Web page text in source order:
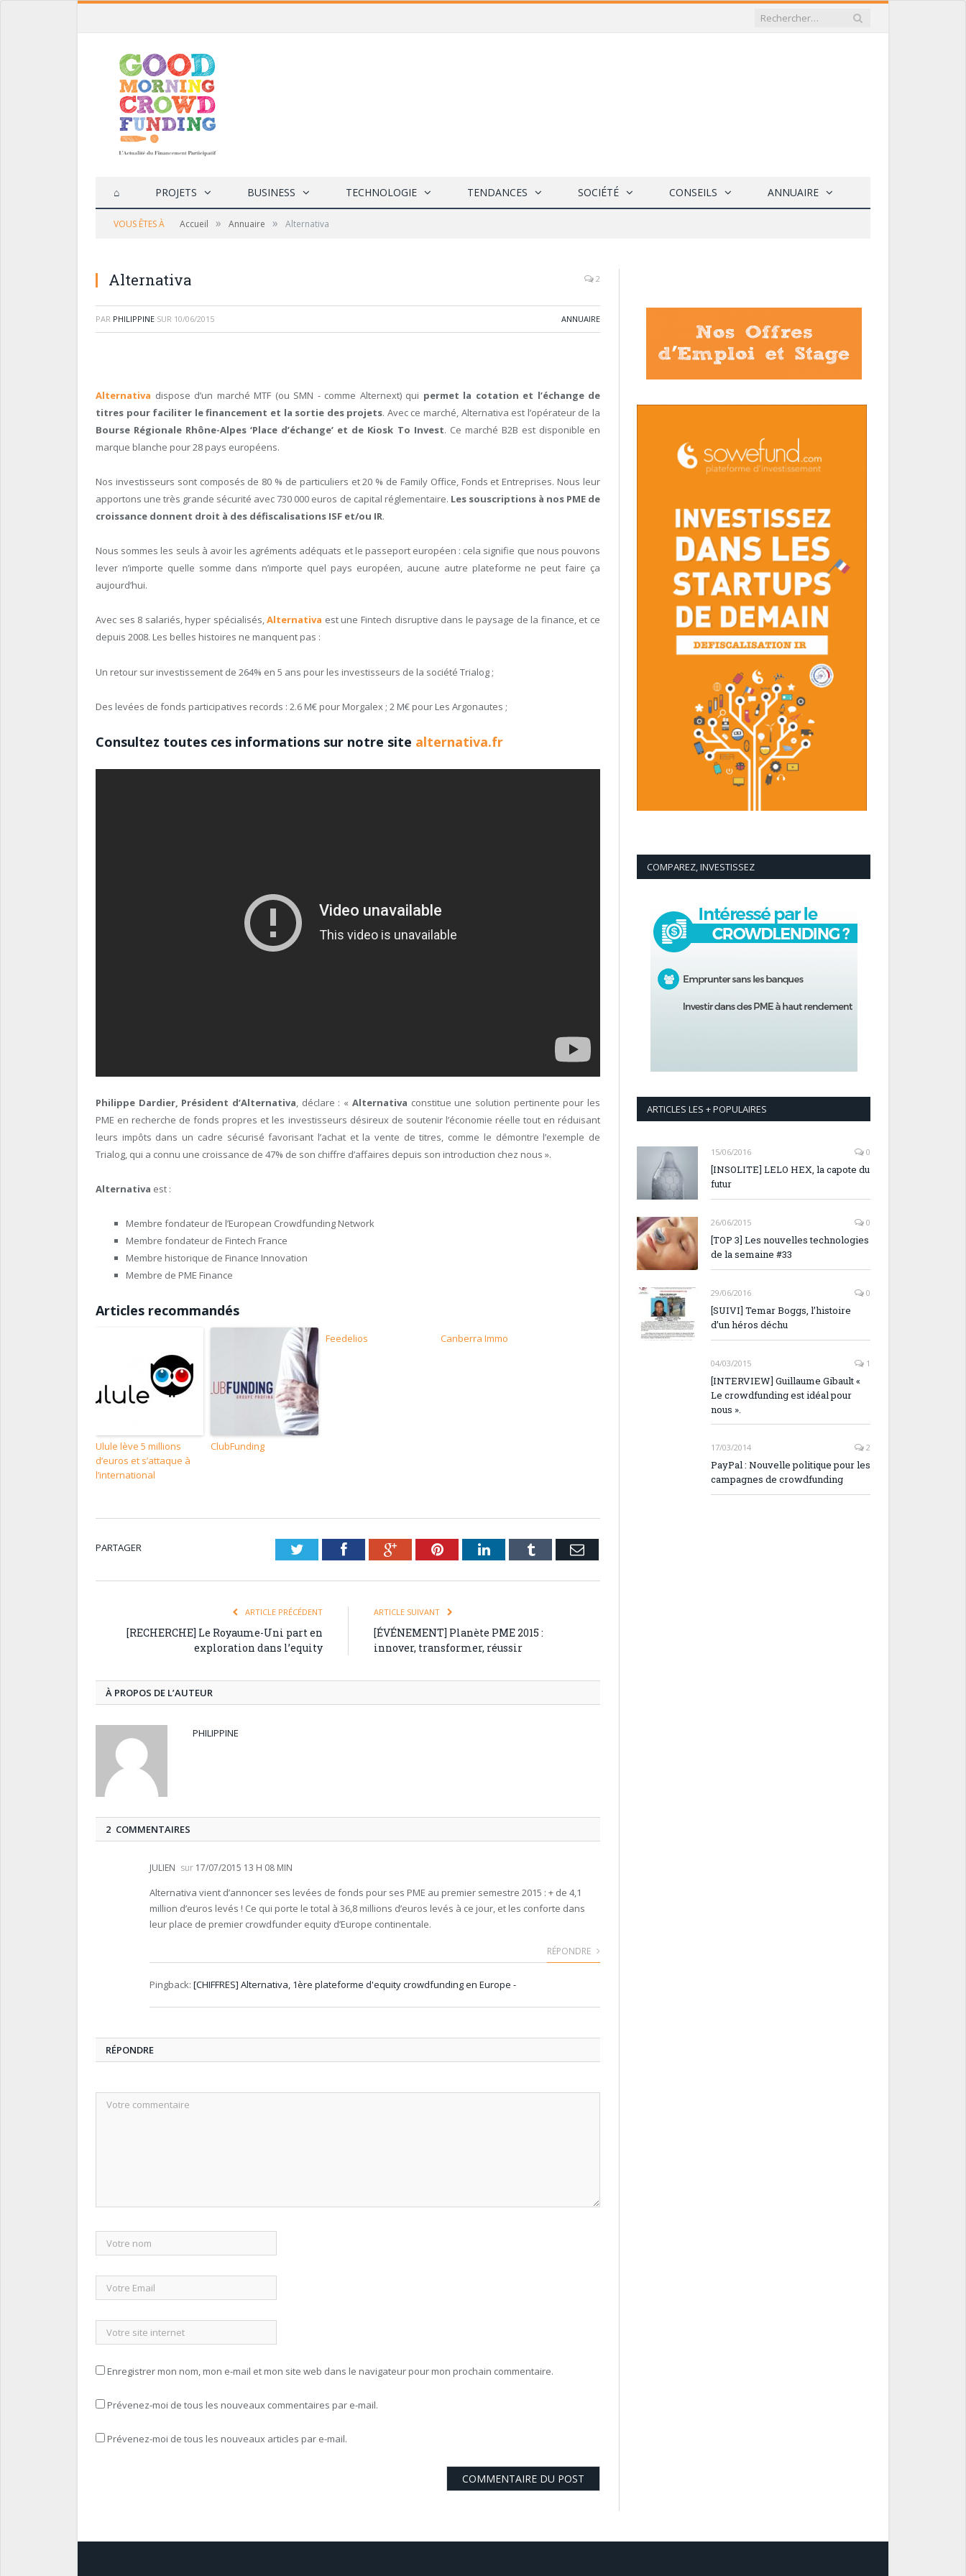
⌂ PROJETS BUSINESS TECHNOLOGIE TENDANCES SOCIÉTÉ CONSEILS ANNUAIRE
VOUS ÊTES À Accueil » Annuaire » Alternativa
Alternativa 2
PAR PHILIPPINE SUR 10/06/2015 ANNUAIRE
Alternativa dispose d’un marché MTF (ou SMN - comme Alternext) qui permet la cotation et l’échange de
titres pour faciliter le financement et la sortie des projets. Avec ce marché, Alternativa est l’opérateur de la
Bourse Régionale Rhône-Alpes ‘Place d’échange’ et de Kiosk To Invest. Ce marché B2B est disponible en
marque blanche pour 28 pays européens.
Nos investisseurs sont composés de 80 % de particuliers et 20 % de Family Office, Fonds et Entreprises. Nous leur
apportons une très grande sécurité avec 730 000 euros de capital réglementaire. Les souscriptions à nos PME de
croissance donnent droit à des défiscalisations ISF et/ou IR.
Nous sommes les seuls à avoir les agréments adéquats et le passeport européen : cela signifie que nous pouvons
lever n’importe quelle somme dans n’importe quel pays européen, aucune autre plateforme ne peut faire ça
aujourd’hui.
Avec ses 8 salariés, hyper spécialisés,Alternativa est une Fintech disruptive dans le paysage de la finance, et ce
depuis 2008. Les belles histoires ne manquent pas :
Un retour sur investissement de 264% en 5 ans pour les investisseurs de la société Trialog ;
Des levées de fonds participatives records : 2.6 M€ pour Morgalex ; 2 M€ pour Les Argonautes ;
Consultez toutes ces informations sur notre site alternativa.fr
Philippe Dardier, Président d’Alternativa, déclare : « Alternativa constitue une solution pertinente pour les
PME en recherche de fonds propres et les investisseurs désireux de soutenir l’économie réelle tout en réduisant
leurs impôts dans un cadre sécurisé favorisant l’achat et la vente de titres, comme le démontre l’exemple de
Trialog, qui a connu une croissance de 47% de son chiffre d’affaires depuis son introduction chez nous ».
Alternativa est :
Membre fondateur de l’European Crowdfunding Network
Membre fondateur de Fintech France
Membre historique de Finance Innovation
Membre de PME Finance
Articles recommandés
Ulule lève 5 millions
d’euros et s’attaque à
l’international
ClubFunding
Feedelios Canberra Immo
PARTAGER TwitterFacebookGoogle+PinterestLinkedInTumblr Email
ARTICLE PRÉCÉDENT
[RECHERCHE] Le Royaume-Uni part en
exploration dans l’equity
ARTICLE SUIVANT
[ÉVÉNEMENT] Planète PME 2015 :
innover, transformer, réussir
À PROPOS DE L’AUTEUR
PHILIPPINE
2 COMMENTAIRES
JULIEN sur 17/07/2015 13 H 08 MIN
Alternativa vient d’annoncer ses levées de fonds pour ses PME au premier semestre 2015 : + de 4,1
million d’euros levés ! Ce qui porte le total à 36,8 millions d’euros levés à ce jour, et les conforte dans
leur place de premier crowdfunder equity d’Europe continentale.
RÉPONDRE
Pingback: [CHIFFRES] Alternativa, 1ère plateforme d'equity crowdfunding en Europe -
RÉPONDRE
Enregistrer mon nom, mon e-mail et mon site web dans le navigateur pour mon prochain commentaire.
Prévenez-moi de tous les nouveaux commentaires par e-mail.
Prévenez-moi de tous les nouveaux articles par e-mail.
COMPAREZ, INVESTISSEZ
ARTICLES LES + POPULAIRES
15/06/2016 0
[INSOLITE] LELO HEX, la capote du
futur
26/06/2015 0
[TOP 3] Les nouvelles technologies
de la semaine #33
29/06/2016 0
[SUIVI] Temar Boggs, l’histoire
d’un héros déchu
04/03/2015 1
[INTERVIEW] Guillaume Gibault «
Le crowdfunding est idéal pour
nous ».
17/03/2014 2
PayPal : Nouvelle politique pour les
campagnes de crowdfunding